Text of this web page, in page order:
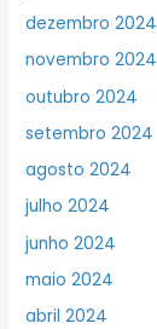
dezembro 2024
novembro 2024
outubro 2024
setembro 2024
agosto 2024
julho 2024
junho 2024
maio 2024
abril 2024